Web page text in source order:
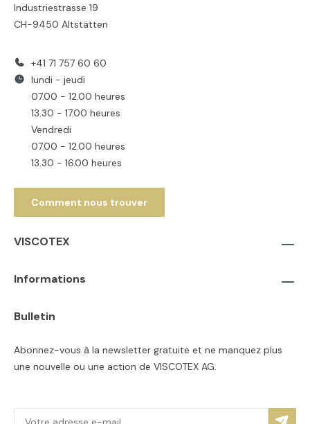
Industriestrasse 19
CH-9450 Altstätten
+41 71 757 60 60
lundi - jeudi
07.00 - 12.00 heures
13.30 - 17.00 heures
Vendredi
07.00 - 12.00 heures
13.30 - 16.00 heures
Comment nous trouver
VISCOTEX
Informations
Bulletin
Abonnez-vous à la newsletter gratuite et ne manquez plus
une nouvelle ou une action de VISCOTEX AG.